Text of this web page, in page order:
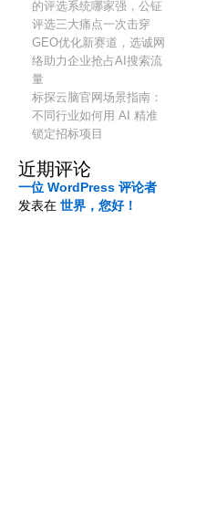
的评选系统哪家强，公钲
评选三大痛点一次击穿
GEO优化新赛道，选诚网
络助力企业抢占AI搜索流
量
标探云脑官网场景指南：
不同行业如何用 AI 精准
锁定招标项目
近期评论
一位 WordPress 评论者
发表在 世界，您好！